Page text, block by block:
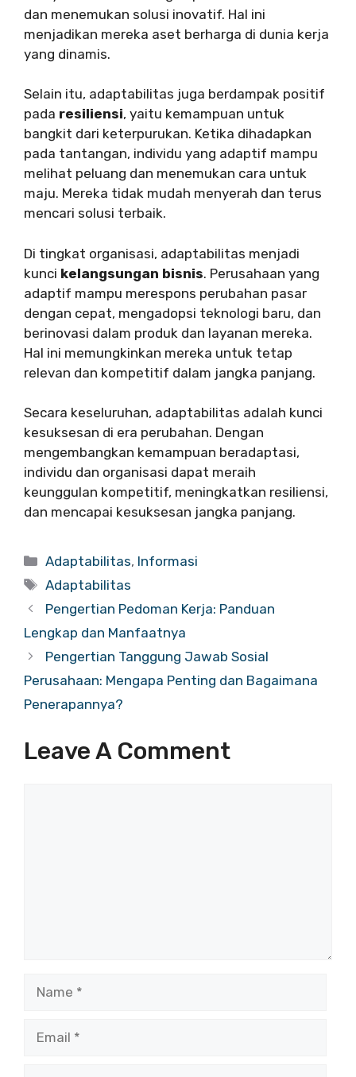
dan menemukan solusi inovatif. Hal ini
menjadikan mereka aset berharga di dunia kerja
yang dinamis.
Selain itu, adaptabilitas juga berdampak positif
pada resiliensi, yaitu kemampuan untuk
bangkit dari keterpurukan. Ketika dihadapkan
pada tantangan, individu yang adaptif mampu
melihat peluang dan menemukan cara untuk
maju. Mereka tidak mudah menyerah dan terus
mencari solusi terbaik.
Di tingkat organisasi, adaptabilitas menjadi
kunci kelangsungan bisnis. Perusahaan yang
adaptif mampu merespons perubahan pasar
dengan cepat, mengadopsi teknologi baru, dan
berinovasi dalam produk dan layanan mereka.
Hal ini memungkinkan mereka untuk tetap
relevan dan kompetitif dalam jangka panjang.
Secara keseluruhan, adaptabilitas adalah kunci
kesuksesan di era perubahan. Dengan
mengembangkan kemampuan beradaptasi,
individu dan organisasi dapat meraih
keunggulan kompetitif, meningkatkan resiliensi,
dan mencapai kesuksesan jangka panjang.
Categories
Adaptabilitas, Informasi
Tags
Adaptabilitas
Pengertian Pedoman Kerja: Panduan
Lengkap dan Manfaatnya
Pengertian Tanggung Jawab Sosial
Perusahaan: Mengapa Penting dan Bagaimana
Penerapannya?
Leave A Comment